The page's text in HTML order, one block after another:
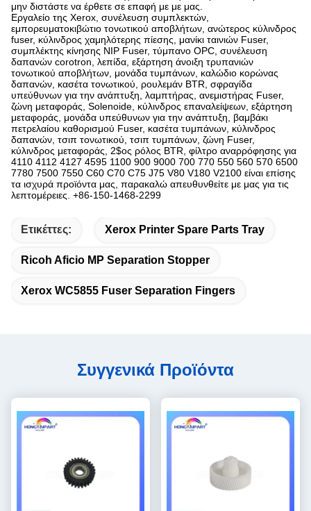
μην διστάστε να έρθετε σε επαφή με με μας.
Εργαλείο της Xerox, συνέλευση συμπλεκτών,
εμπορευματοκιβώτιο τονωτικού αποβλήτων, ανώτερος κύλινδρος
fuser, κύλινδρος χαμηλότερης πίεσης, μανίκι ταινιών Fuser,
συμπλέκτης κίνησης NIP Fuser, τύμπανο OPC, συνέλευση
δαπανών corotron, λεπίδα, εξάρτηση άνοιξη τρυπανιών
τονωτικού αποβλήτων, μονάδα τυμπάνων, καλώδιο κορώνας
δαπανών, κασέτα τονωτικού, ρουλεμάν BTR, σφραγίδα
υπεύθυνων για την ανάπτυξη, λαμπτήρας, ανεμιστήρας Fuser,
ζώνη μεταφοράς, Solenoide, κύλινδρος επαναλείψεων, εξάρτηση
μεταφοράς, μονάδα υπεύθυνων για την ανάπτυξη, βαμβάκι
πετρελαίου καθορισμού Fuser, κασέτα τυμπάνων, κύλινδρος
δαπανών, τσιπ τονωτικού, τσιπ τυμπάνων, ζώνη Fuser,
κύλινδρος μεταφοράς, 2$ος ρόλος BTR, φίλτρο αναρρόφησης για
4110 4112 4127 4595 1100 900 9000 700 770 550 560 570 6500
7780 7500 7550 C60 C70 C75 J75 V80 V180 V2100 είναι επίσης
τα ισχυρά προϊόντα μας, παρακαλώ απευθυνθείτε με μας για τις
λεπτομέρειες. +86-150-1468-2299
Ετικέττες: Xerox Printer Spare Parts Tray
Ricoh Aficio MP Separation Stopper
Xerox WC5855 Fuser Separation Fingers
Συγγενικά Προϊόντα